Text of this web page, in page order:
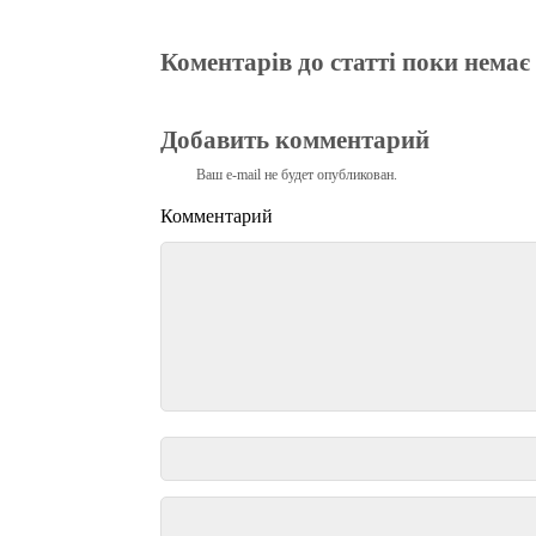
Коментарів до статті поки немає
Добавить комментарий
Ваш e-mail не будет опубликован.
Комментарий